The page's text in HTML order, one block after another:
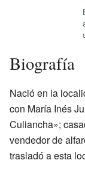
Biografía
Nació en la
con María Inés
Culiancha»;
vendedor de
trasladó a esta